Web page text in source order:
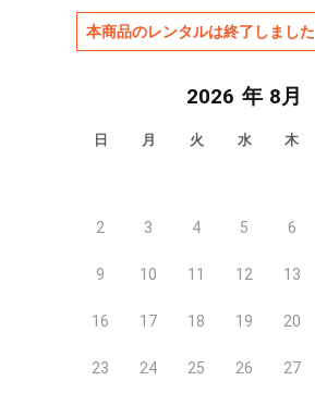
本商品のレンタルは終了しました
8月
日 月 火 水 木
2 3 4 5 6
9 10 11 12 13
16 17 18 19 20
23 24 25 26 27